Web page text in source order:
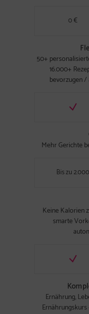
0 €
50+
16.000+
bevorzugen /
Mehr Gerichte
Bis zu 2.000
Keine Kalorien
smarte
Ernährung,
Ernährungskurs